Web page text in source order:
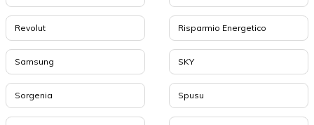
Revolut Risparmio Energetico
Samsung SKY
Sorgenia Spusu